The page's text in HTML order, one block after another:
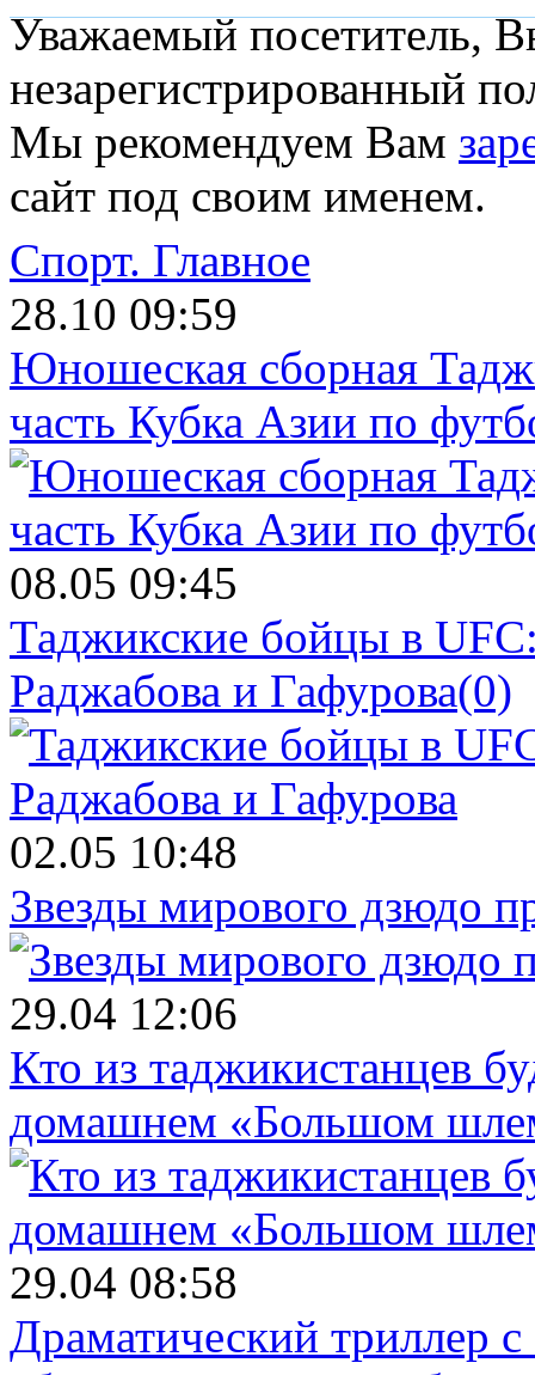
Уважаемый посетитель,
незарегистрированный
Мы рекомендуем Вам
сайт под своим именем.
Спорт. Главное
28.10 09:59
Юношеская сборная
часть Кубка Азии по
08.05 09:45
Таджикские бойцы в
Раджабова и Гафурова(0)
02.05 10:48
Звезды мирового дзюдо
29.04 12:06
Кто из таджикистанцев
домашнем «Большом
29.04 08:58
Драматический триллер